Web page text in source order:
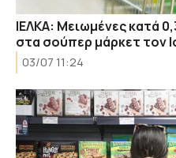
ΙΕΛΚΑ: Μειωμένες κατά
στα σούπερ μάρκετ τον
03/07 11:24